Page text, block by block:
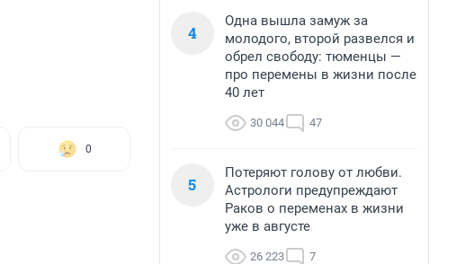
0
4
Одна вышла замуж за
молодого, второй развелся и
обрел свободу: тюменцы —
про перемены в жизни после
40 лет
30 044 47
5
Потеряют голову от любви.
Астрологи предупреждают
Раков о переменах в жизни
уже в августе
26 223 7